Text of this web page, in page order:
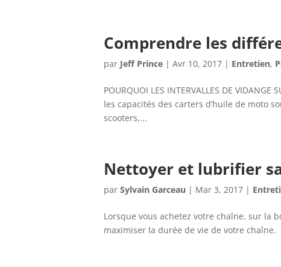
Comprendre les
par Jeff Prince | Avr 10, 2017 | Entretien,
POURQUOI LES INTERVALLES DE
les capacités des carters d’huile de moto
scooters,...
Nettoyer et lubrifier
par Sylvain Garceau | Mar 3, 2017 |
Lorsque vous achetez votre chaîne, sur la
maximiser la durée de vie de votre